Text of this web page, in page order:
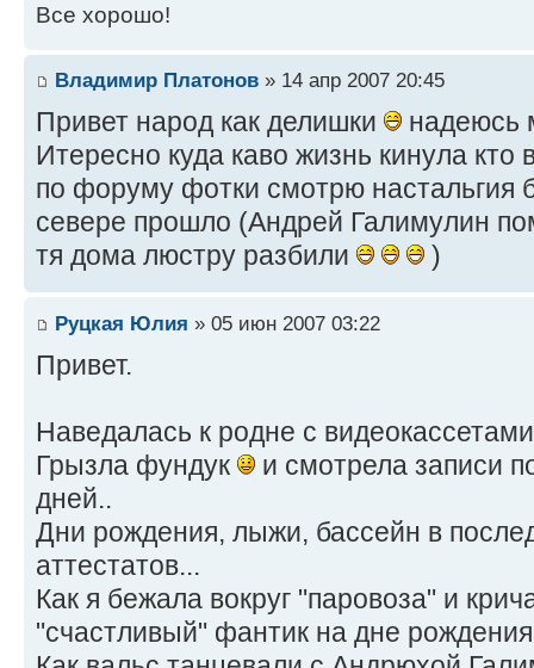
Все хорошо!
Владимир Платонов » 14 апр 2007 20:45
Привет народ как делишки
надеюсь
Итересно куда каво жизнь кинула кто
по форуму фотки смотрю настальгия
севере прошло (Андрей Галимулин
тя дома люстру разбили
)
Руцкая Юлия » 05 июн 2007 03:22
Привет.
Наведалась к родне с
Грызла фундук
и смотрела записи
дней..
Дни рождения, лыжи, бассейн в
аттестатов...
Как я бежала вокруг "паровоза" и
"счастливый" фантик на дне